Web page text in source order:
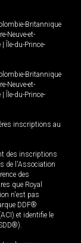
Britannique
Neuve-et-
Île-du-Prince-
Britannique
Neuve-et-
Île-du-Prince-
inscriptions au
des inscriptions
de l'Association
des
que Royal
n'est pas
DDF®
et identifie le